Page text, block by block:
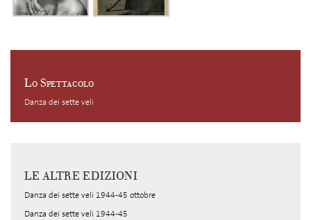
Lo Spettacolo
Danza dei sette veli
LE ALTRE EDIZIONI
Danza dei sette veli 1944-45 ottobre
Danza dei sette veli 1944-45